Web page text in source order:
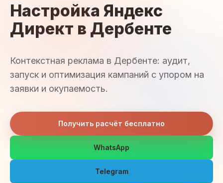
Настройка Яндекс
Директ в Дербенте
Контекстная реклама в Дербенте: аудит,
запуск и оптимизация кампаний с упором на
заявки и окупаемость.
Получить расчёт бесплатно
WhatsApp
Telegram